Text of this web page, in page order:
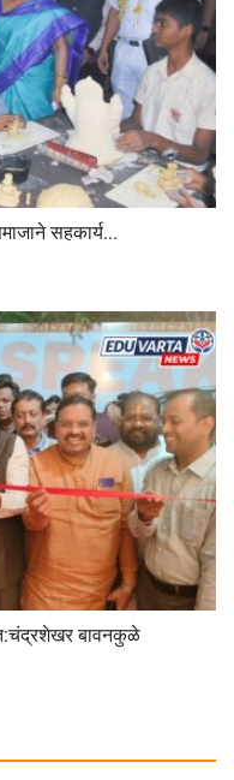
सहकार्य...
बावनकुळे